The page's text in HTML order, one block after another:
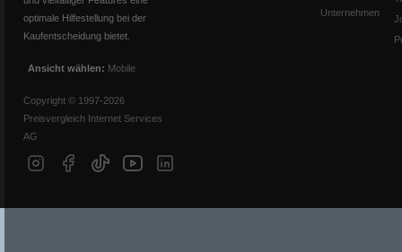
optimale Hilfestellung bei der
Kaufentscheidung bietet.
Ansicht wählen: Mobile
Copyright © 1997-2026
Preisvergleich Internet Services
AG
Unternehmen